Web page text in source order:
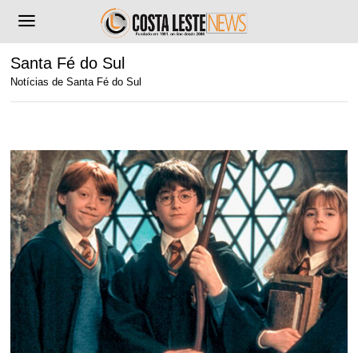
Santa Fé do Sul
Notícias de Santa Fé do Sul